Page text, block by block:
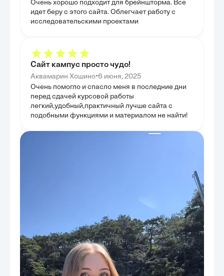
профессиональную подготовку переводчиков,
подчеркнута важность формирования у будущих
переводческой деятельности. Кроме того, глава
учета новых технологических достижений. Целью
этой главы было не только предложить решение,
но и наметить пути для будущего развития теории
и практики перевода, способствуя формированию
более ясного и функционального понимания этого
сложного процесса.
Очень хорошо подходит для брейншторма. Все
идет беру с этого сайта. Облегчает работу с
исследовательскими проектами
Сайт кампус просто чудо!
Аквамарин Хошино•6 июня, 2025
Очень помогло и спасло меня в последние дни
перед сдачей курсовой работы
легкий,удобный,практичный лучше сайта с
подобными функциями и материалом не найти!